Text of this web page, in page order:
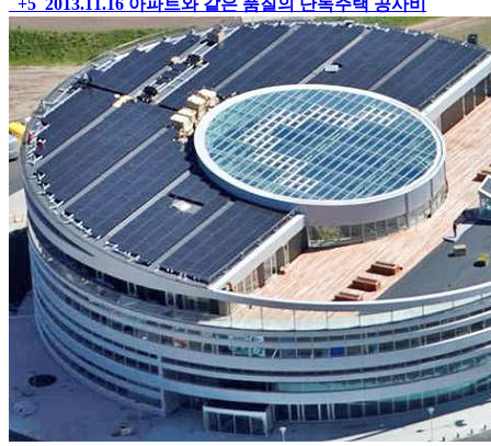
+5 2013.11.16 아파트와 같은 품질의 단독주택 공사비